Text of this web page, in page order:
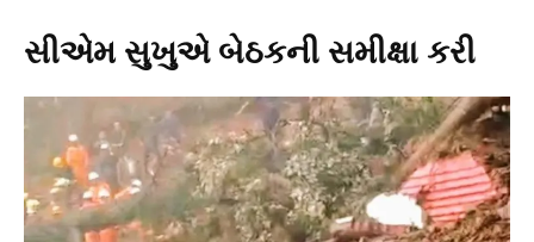
સીએમ સુખુએ બેઠકની સમીક્ષા કરી